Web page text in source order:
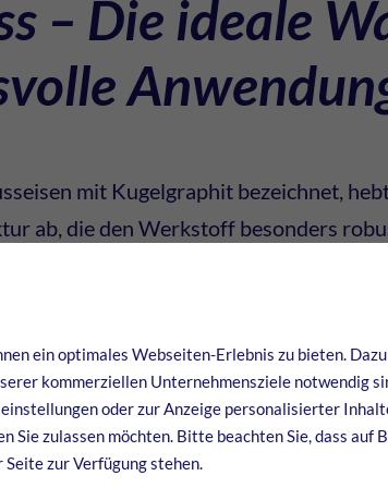
– Die ideale
mit Kugelgraphit bezeichnet,
ab, die den Werkstoff besonders
sorgt für eine deutliche Steigerung
15 (GGG40), EN-GJS-500-7
bei hohen Belastungen und extremen
ein optimales Webseiten-Erlebnis zu bieten.
kommerziellen Unternehmensziele notwendig
oder zur Anzeige personalisierter
Sie zulassen möchten. Bitte beachten Sie, dass auf
zur Verfügung stehen.